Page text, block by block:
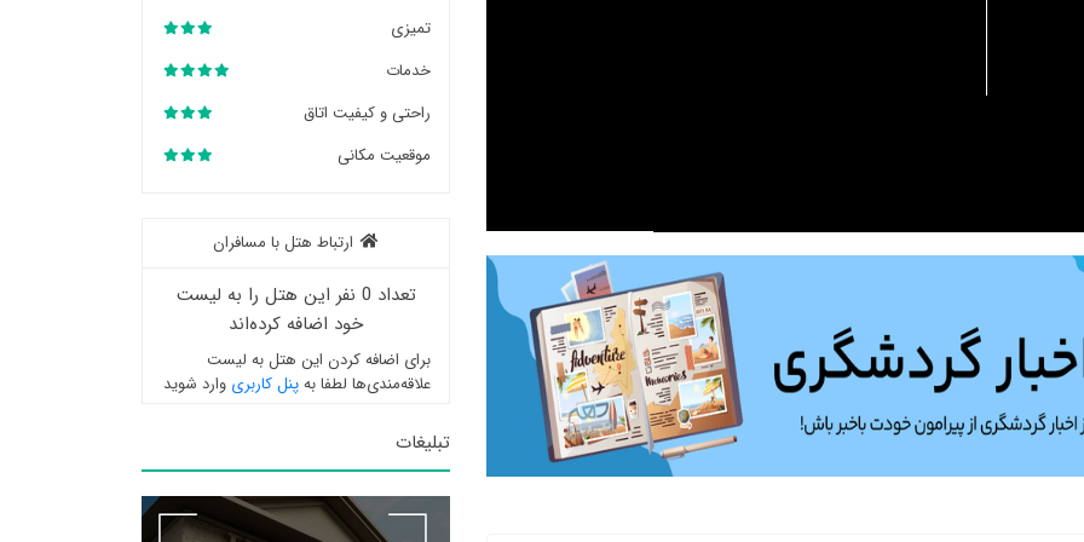
تمیزی
خدمات
راحتی و کیفیت اتاق
موقعیت مکانی
ارتباط هتل با مسافران
تعداد 0 نفر این هتل را به لیست
خود اضافه کرده‌اند
برای اضافه کردن این هتل به لیست
علاقه‌مندی‌ها لطفا بهپنل کاربری وارد شوید
تبلیغات